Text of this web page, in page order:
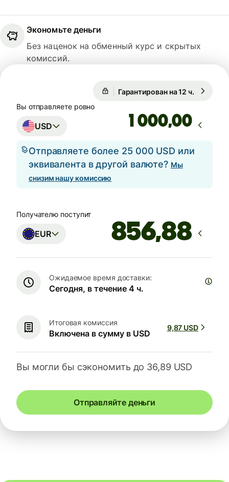
Экономьте деньги
Без наценок на обменный курс и скрытых
комиссий.
Гарантирован на 12 ч.
Вы отправляете ровно
USD ,00
Отправляете более 25 000 USD или
эквивалента в другой валюте? Мы
снизим нашу комиссию
Получателю поступит
EUR
Ожидаемое время доставки:
Сегодня, в течение 4 ч.
Итоговая комиссия
Включена в сумму в USD
9,87 USD
Вы могли бы сэкономить до 36,89 USD
Отправляйте деньги